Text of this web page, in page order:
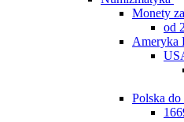
Monety
od
Ameryka
Polska do